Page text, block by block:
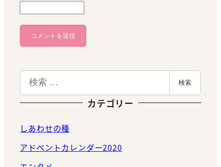
索
検索
カテゴリー
しあわせの種
アドベントカレンダー2020